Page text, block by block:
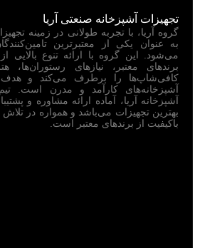
تجهیزات آشپزخانه صنعتی آریا
گروه آریا، با تجربه طولانی در زمینه
به عنوان یکی از معتبرترین
می‌شود. این گروه با ارائه تنوع بالایی
برندهای معتبر، نیازهای رستوران‌ها،
کافی‌شاپ‌ها را برطرف می‌کند و هدف
آشپزخانه‌های کارآمد و مدرن است.
آشپزخانه آریا، آماده ارائه مشاوره و
بهترین تجهیزات می‌باشد و همواره در
باکیفیت از برندهای معتبر است.